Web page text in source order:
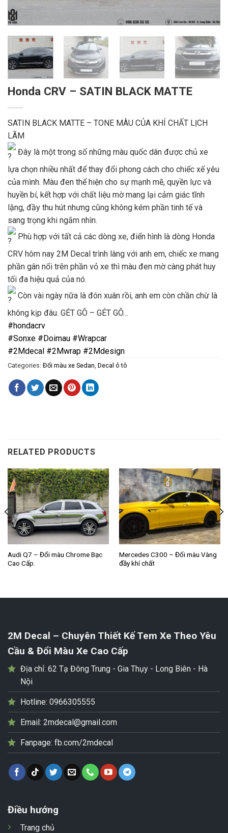
Honda CRV – SATIN BLACK MATTE
SATIN BLACK MATTE – TONE MÀU CỦA KHÍ CHẤT LỊCH
LÃM
Đây là một trong số những màu quốc dân được chủ xe
lựa chọn nhiều nhất để thay đổi phong cách cho chiếc xế yêu
của mình. Màu đen thể hiện cho sự mạnh mẽ, quyền lực và
huyền bí, kết hợp với chất liệu mờ mang lại cảm giác tĩnh
lặng, đầy thu hút nhưng cũng không kém phần tinh tế và
sang trọng khi ngắm nhìn.
Phù hợp với tất cả các dòng xe, điển hình là dòng Honda
CRV hôm nay 2M Decal trình làng với anh em, chiếc xe mang
phần gân nổi trên phần vỏ xe thì màu đen mờ càng phát huy
tối đa hiệu quả của nó.
Còn vài ngày nữa là đón xuân rồi, anh em còn chần chừ là
không kịp đâu. GÉT GÔ – GÉT GÔ…
#hondacrv
#Sonxe #Doimau #Wrapcar
#2Mdecal #2Mwrap #2Mdesign
Categories: Đổi màu xe Sedan Decal ô tô
RELATED PRODUCTS
Audi Q7 – Đổi màu Chrome Bạc
Cao Cấp.
Mercedes C300 – Đổi màu Vàng
đầy khí chất
2M Decal – Chuyên Thiết Kế Tem Xe Theo Yêu
Cầu & Đổi Màu Xe Cao Cấp
Địa chỉ: 62 Tạ Đông Trung - Gia Thụy - Long Biên - Hà
Nội
Hotline: 0966305555
Email: 2mdecal@gmail.com
Fanpage: fb.com/2mdecal
Điều hướng
Trang chủ